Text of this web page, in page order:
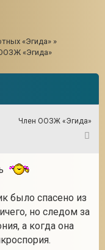
«Эгида» »
«Эгида»
Член ООЗЖ «Эгида»
было спасено из
но следом за
а когда она